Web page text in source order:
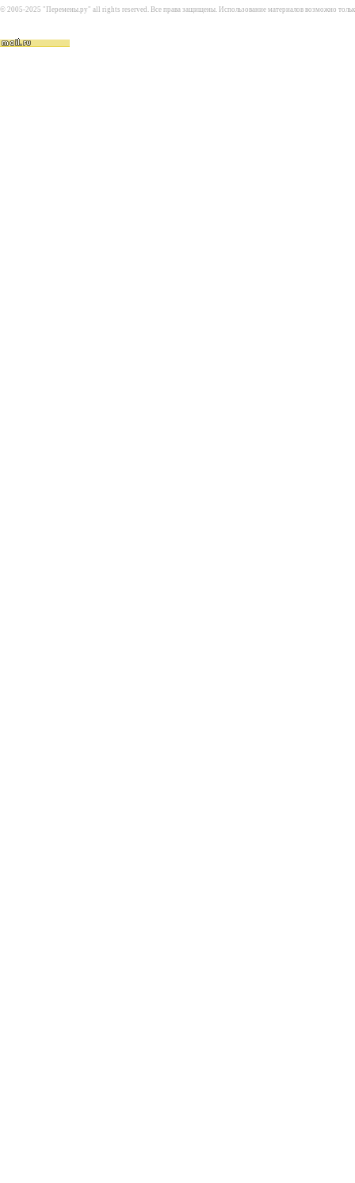
© 2005-2025 "Перемены.ру" all rights reserved. Все права защищены. Использование материалов возможно